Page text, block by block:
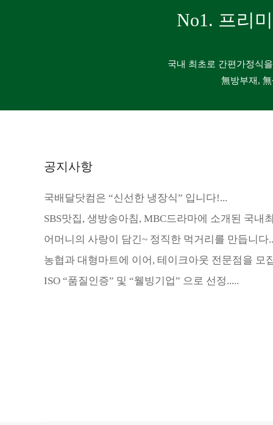
No1. 프리
국내 최초로 간편가정식
無방부재,
공지사항
국배달닷컴은 “신선한 냉장식” 입니다!...
SBS맛집, 생방송아침, MBC드라마에 소개된 국내
어머니의 사랑이 담긴~ 정직한 먹거리를 만듭니다
농협과 대형마트에 이어, 테이크아웃 전문점을 모
ISO “품질인증” 및 “웰빙기업” 으로 선정.....